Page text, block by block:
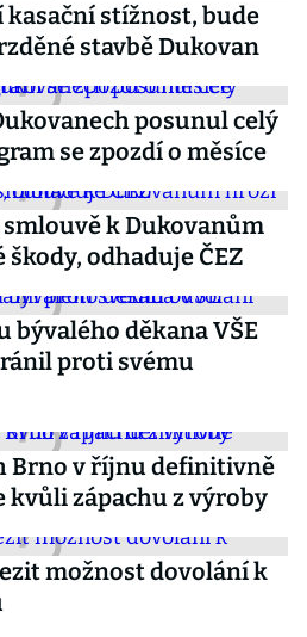
kasační stížnost, bude
stavbě Dukovan
posunul celý
se zpozdí o měsíce
k Dukovanům
odhaduje ČEZ
bývalého děkana VŠE
proti svému
Brno v říjnu definitivně
kvůli zápachu z výroby
možnost dovolání k